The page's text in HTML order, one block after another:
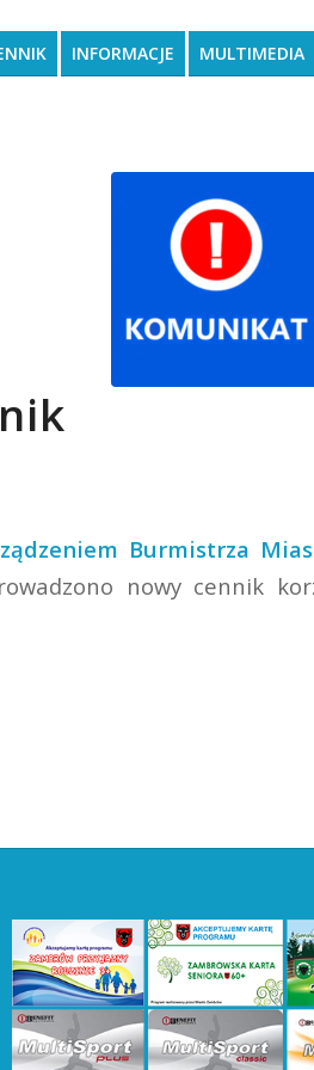
INFORMACJE MULTIMEDIA
Burmistrza
nowy cennik